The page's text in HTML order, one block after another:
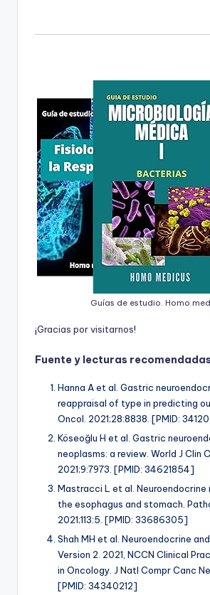
Guías de estudio. Homo
¡Gracias porvisitarnos!
Fuente y lecturas
Hanna A et al. Gastric
reappraisal of type in predicting
Oncol. 2021;28:8838. [PMID:
Köseoğlu H et al. Gastric
neoplasms: a review. World J Clin
2021;9:7973. [PMID: 34621854]
Mastracci L et al. Neuroendocrine
the esophagus and stomach.
2021;113:5. [PMID: 33686305]
Shah MH et al. Neuroendocrine
Version 2. 2021, NCCN Clinical
in Oncology. J Natl Compr Canc
[PMID: 34340212]